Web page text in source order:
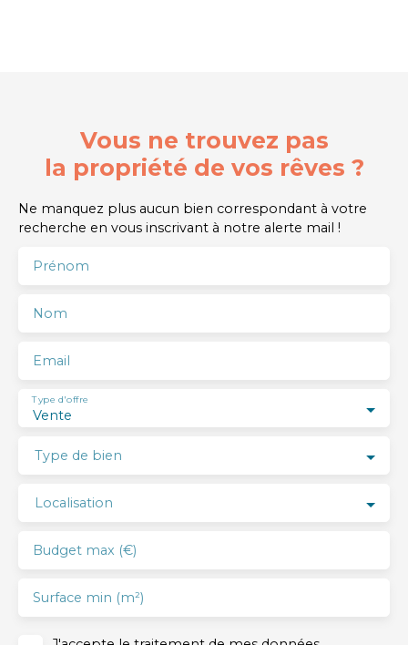
Vous ne trouvez pas
la propriété de vos rêves ?
Ne manquez plus aucun bien correspondant à votre
recherche en vous inscrivant à notre alerte mail !
Prénom
Nom
Email
Vente
Type d'offre
Type de bien
Localisation
Budget max (€)
Surface min (m²)